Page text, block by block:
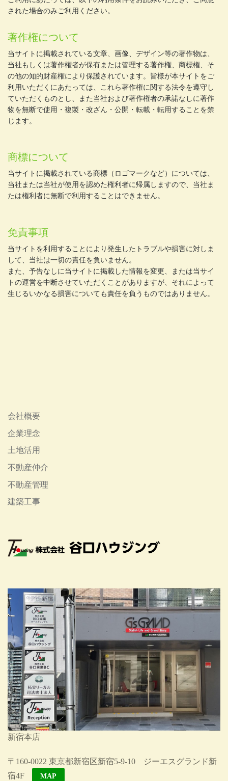
された場合のみご利用ください。
著作権について
当サイトに掲載されている文章、画像、デザイン等の著作物は、
当社もしくは著作権者が保有または管理する著作権、商標権、そ
の他の知的財産権により保護されています。皆様が本サイトをご
利用いただくにあたっては、これら著作権に関する法令を遵守し
ていただくものとし、また当社および著作権者の承諾なしに著作
物を無断で使用・複製・改ざん・公開・転載・転用することを禁
じます。
商標について
当サイトに掲載されている商標（ロゴマークなど）については、
当社または当社が使用を認めた権利者に帰属しますので、当社ま
たは権利者に無断で利用することはできません。
免責事項
当サイトを利用することにより発生したトラブルや損害に対しま
して、当社は一切の責任を負いません。
また、予告なしに当サイトに掲載した情報を変更、または当サイ
トの運営を中断させていただくことがありますが、それによって
生じるいかなる損害についても責任を負うものではありません。
会社概要
企業理念
土地活用
不動産仲介
不動産管理
建築工事
新宿本店
〒160-0022 東京都新宿区新宿5-9-10 ジーエスグランド新
宿4F
MAP